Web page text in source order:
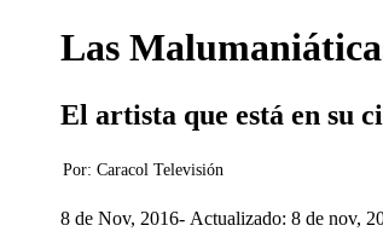
Las
El artista que está en su
Por: Caracol Televisión
8 de Nov, 2016 Actualizado: 8 de nov,